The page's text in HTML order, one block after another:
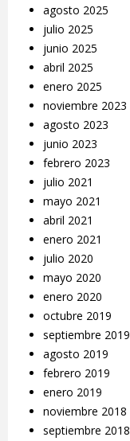
agosto 2025
julio 2025
junio 2025
abril 2025
enero 2025
noviembre 2023
agosto 2023
junio 2023
febrero 2023
julio 2021
mayo 2021
abril 2021
enero 2021
julio 2020
mayo 2020
enero 2020
octubre 2019
septiembre 2019
agosto 2019
febrero 2019
enero 2019
noviembre 2018
septiembre 2018